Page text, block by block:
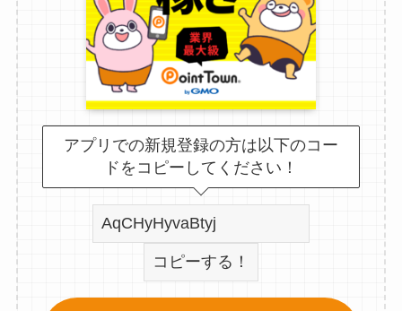
アプリでの新規登録の方は以下のコー
ドをコピーしてください！
コピーする！